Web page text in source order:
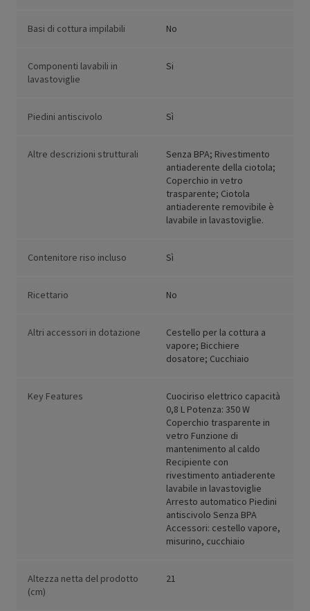
Basi di cottura impilabili No
Componenti lavabili in
lavastoviglie
Si
Piedini antiscivolo Sì
Altre descrizioni strutturali
Senza BPA; Rivestimento
antiaderente della ciotola;
Coperchio in vetro
trasparente; Ciotola
antiaderente removibile è
lavabile in lavastoviglie.
Contenitore riso incluso Sì
Ricettario No
Altri accessori in dotazione
Cestello per la cottura a
vapore; Bicchiere
dosatore; Cucchiaio
Key Features
Cuociriso elettrico capacità
0,8 L Potenza: 350 W
Coperchio trasparente in
vetro Funzione di
mantenimento al caldo
Recipiente con
rivestimento antiaderente
lavabile in lavastoviglie
Arresto automatico Piedini
antiscivolo Senza BPA
Accessori: cestello vapore,
misurino, cucchiaio
Altezza netta del prodotto
(cm)
21